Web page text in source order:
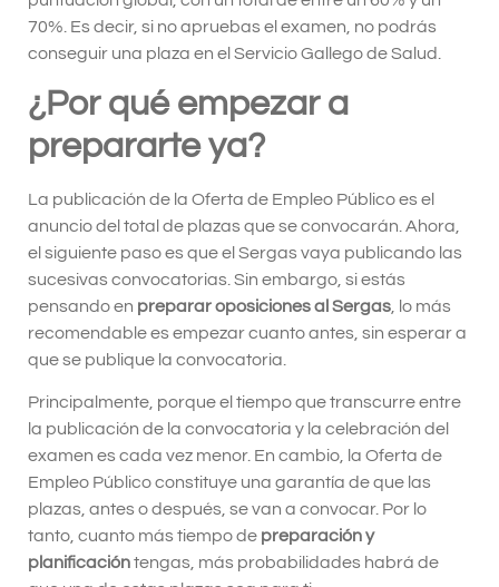
70%. Es decir, si no apruebas el examen, no podrás
conseguir una plaza en el Servicio Gallego de Salud.
¿Por qué empezar a
prepararte ya?
La publicación de la Oferta de Empleo Público es el
anuncio del total de plazas que se convocarán. Ahora,
el siguiente paso es que el Sergas vaya publicando las
sucesivas convocatorias. Sin embargo, si estás
pensando en preparar oposiciones al Sergas , lo más
recomendable es empezar cuanto antes, sin esperar a
que se publique la convocatoria.
Principalmente, porque el tiempo que transcurre entre
la publicación de la convocatoria y la celebración del
examen es cada vez menor. En cambio, la Oferta de
Empleo Público constituye una garantía de que las
plazas, antes o después, se van a convocar. Por lo
tanto, cuanto más tiempo de preparación y
planificacióntengas, más probabilidades habrá de